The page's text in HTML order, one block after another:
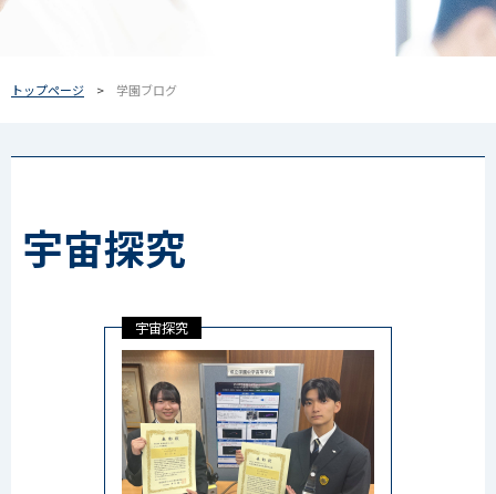
トップページ 学園ブログ
宇宙探究
宇宙探究